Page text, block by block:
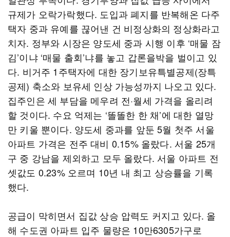
규제가 오락가락했다. 도입과 폐지를 반복해온 다주
택자 중과 유예를 끊어낸 건 비정상화의 정상화라고
치자. 정부와 시장은 양도세 중과 시행 이후 ‘매물 잠
김’이냐 ‘매물 출회’냐를 놓고 갑론을박을 벌이고 있
다. 비거주 1주택자에 대한 장기보유특별공제(장특
공제) 축소와 보유세 인상 가능성까지 나오고 있다.
집주인은 세 부담을 메우려 전·월세 가격을 올리려
할 것이다. 수요 억제는 ‘똘똘한 한 채’에 대한 열망
만 키울 뿐이다. 양도세 중과를 앞둔 5월 첫주 서울
아파트 가격은 전주 대비 0.15% 올랐다. 서울 25개
구 중 강남을 제외하고 모두 올랐다. 서울 아파트 전
셋값도 0.23% 오르며 10년 내 최고 상승률을 기록
했다.
공급이 막히면서 집값 상승 압력도 커지고 있다. 올
해 수도권 아파트 입주 물량은 10만6305가구로